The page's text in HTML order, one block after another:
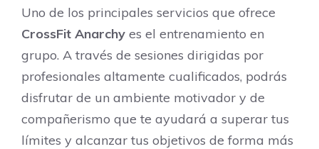
Uno de los principales servicios que ofrece
CrossFit Anarchy es el entrenamiento en
grupo. A través de sesiones dirigidas por
profesionales altamente cualificados, podrás
disfrutar de un ambiente motivador y de
compañerismo que te ayudará a superar tus
límites y alcanzar tus objetivos de forma más